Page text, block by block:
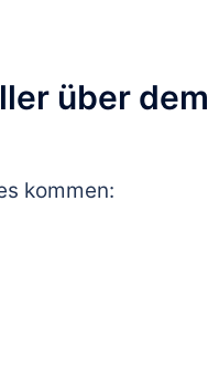
über dem
kommen: